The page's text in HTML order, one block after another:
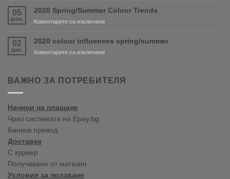
soon!
shop
Varna
05
фев.
2020 Spring/Summer Colour Trends
Коментарите са изключениза
Spring/Summer
Trends
02
дек.
2020 colour influences spring/summer
Коментарите са изключениза
influences
ВАЖНО ЗА ПОТРЕБИТЕЛЯ
Начини на плащане
Чрез системата на Epay.bg
Банков превод
Доставка
С куриер
Получаване от магазин
Условия за ползване